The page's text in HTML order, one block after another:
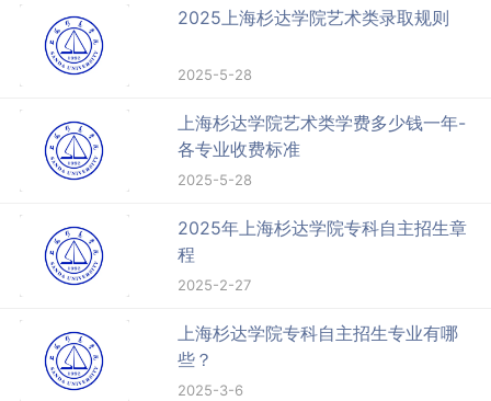
2025上海杉达学院艺术类录取规则
2025-5-28
上海杉达学院艺术类学费多少钱一年-
各专业收费标准
2025-5-28
2025年上海杉达学院专科自主招生章
程
2025-2-27
上海杉达学院专科自主招生专业有哪
些？
2025-3-6